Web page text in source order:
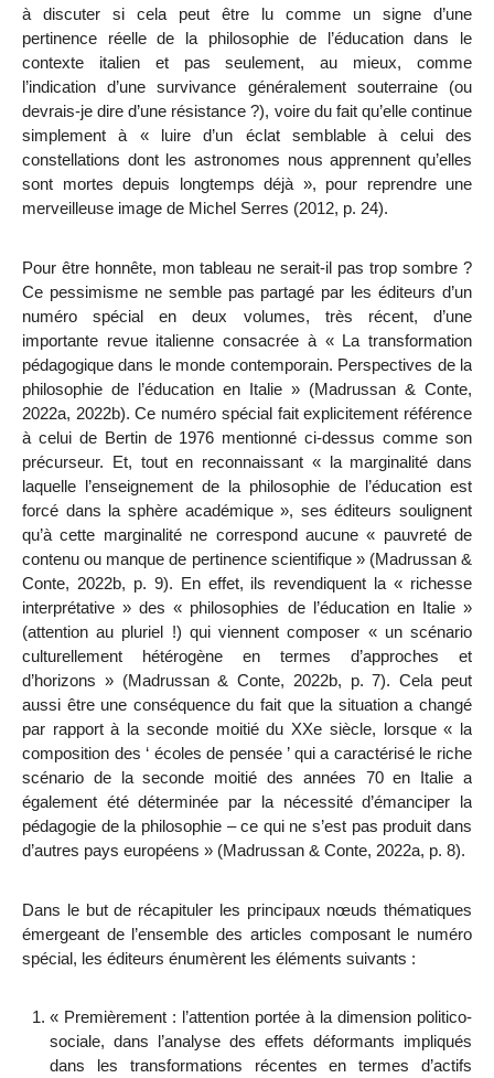
à discuter si cela peut être lu comme un signe d’une
pertinence réelle de la philosophie de l’éducation dans le
contexte italien et pas seulement, au mieux, comme
l’indication d’une survivance généralement souterraine (ou
devrais-je dire d’une résistance ?), voire du fait qu’elle continue
simplement à « luire d’un éclat semblable à celui des
constellations dont les astronomes nous apprennent qu’elles
sont mortes depuis longtemps déjà », pour reprendre une
merveilleuse image de Michel Serres (2012, p. 24).
Pour être honnête, mon tableau ne serait-il pas trop sombre ?
Ce pessimisme ne semble pas partagé par les éditeurs d’un
numéro spécial en deux volumes, très récent, d’une
importante revue italienne consacrée à « La transformation
pédagogique dans le monde contemporain. Perspectives de la
philosophie de l’éducation en Italie » (Madrussan & Conte,
2022a, 2022b). Ce numéro spécial fait explicitement référence
à celui de Bertin de 1976 mentionné ci-dessus comme son
précurseur. Et, tout en reconnaissant « la marginalité dans
laquelle l’enseignement de la philosophie de l’éducation est
forcé dans la sphère académique », ses éditeurs soulignent
qu’à cette marginalité ne correspond aucune « pauvreté de
contenu ou manque de pertinence scientifique » (Madrussan &
Conte, 2022b, p. 9). En effet, ils revendiquent la « richesse
interprétative » des « philosophies de l’éducation en Italie »
(attention au pluriel !) qui viennent composer « un scénario
culturellement hétérogène en termes d’approches et
d’horizons » (Madrussan & Conte, 2022b, p. 7). Cela peut
aussi être une conséquence du fait que la situation a changé
par rapport à la seconde moitié du XXe siècle, lorsque « la
composition des ‘ écoles de pensée ’ qui a caractérisé le riche
scénario de la seconde moitié des années 70 en Italie a
également été déterminée par la nécessité d’émanciper la
pédagogie de la philosophie – ce qui ne s’est pas produit dans
d’autres pays européens » (Madrussan & Conte, 2022a, p. 8).
Dans le but de récapituler les principaux nœuds thématiques
émergeant de l’ensemble des articles composant le numéro
spécial, les éditeurs énumèrent les éléments suivants :
« Premièrement : l’attention portée à la dimension politico-
sociale, dans l’analyse des effets déformants impliqués
dans les transformations récentes en termes d’actifs